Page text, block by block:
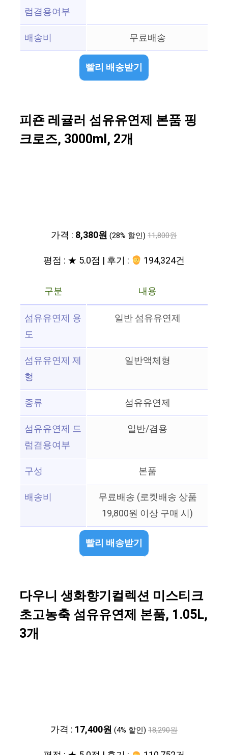
럼겸용여부
배송비 무료배송
빨리 배송받기
피죤 레귤러 섬유유연제 본품 핑
크로즈, 3000ml, 2개
가격 : 8,380원 (28% 할인) 11,800원
평점 : ★ 5.0점 | 후기 : 194,324건
구분
내용
섬유유연제 용
도
일반 섬유유연제
섬유유연제 제
형
일반액체형
종류
섬유유연제
섬유유연제 드
럼겸용여부
일반/겸용
구성
본품
배송비
무료배송 (로켓배송 상품
19,800원 이상 구매 시)
빨리 배송받기
다우니 생화향기컬렉션 미스티크
초고농축 섬유유연제 본품, 1.05L,
3개
가격 : 17,400원 (4% 할인) 18,290원